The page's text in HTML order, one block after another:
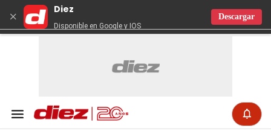
×
Diez
Disponible en Google y IOS
Descargar